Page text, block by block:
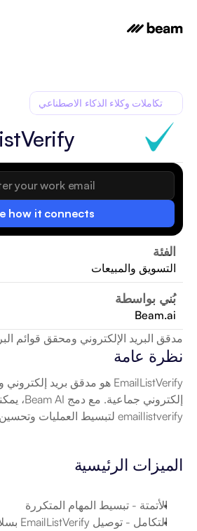
how it connects
الفئة
التسويق والمبيعات
بُني بواسطة
Beam.ai
تكاملات وكلاء الذكاء الاصطناعي
مدقق البريد الإلكتروني ومحقق قوائم
نظرة عامة
emaillistverify لتبسيط العمليات وتحسين الإنتاجية
الميزات الرئيسية
الأتمتة - تبسيط المهام المتكررة
التكامل